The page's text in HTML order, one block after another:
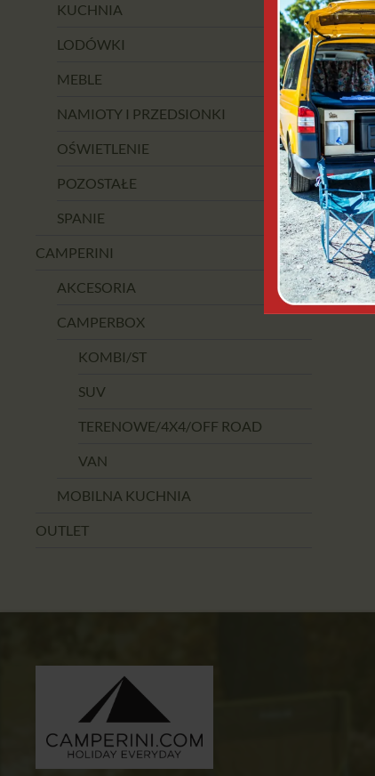
KUCHNIA
LODÓWKI
MEBLE
NAMIOTY I PRZEDSIONKI
OŚWIETLENIE
POZOSTAŁE
SPANIE
CAMPERINI
AKCESORIA
CAMPERBOX
KOMBI/ST
SUV
TERENOWE/4X4/OFF ROAD
VAN
MOBILNA KUCHNIA
OUTLET